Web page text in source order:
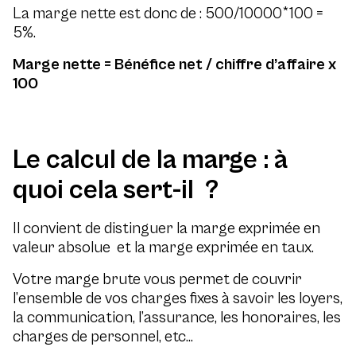
La marge nette est donc de : 500/10000*100 =
5%.
Marge nette = Bénéfice net / chiffre d’affaire x
100
Le calcul de la marge : à
quoi cela sert-il ?
Il convient de distinguer la marge exprimée en
valeur absolue et la marge exprimée en taux.
Votre marge brute vous permet de couvrir
l’ensemble de vos charges fixes à savoir les loyers,
la communication, l’assurance, les honoraires, les
charges de personnel, etc…